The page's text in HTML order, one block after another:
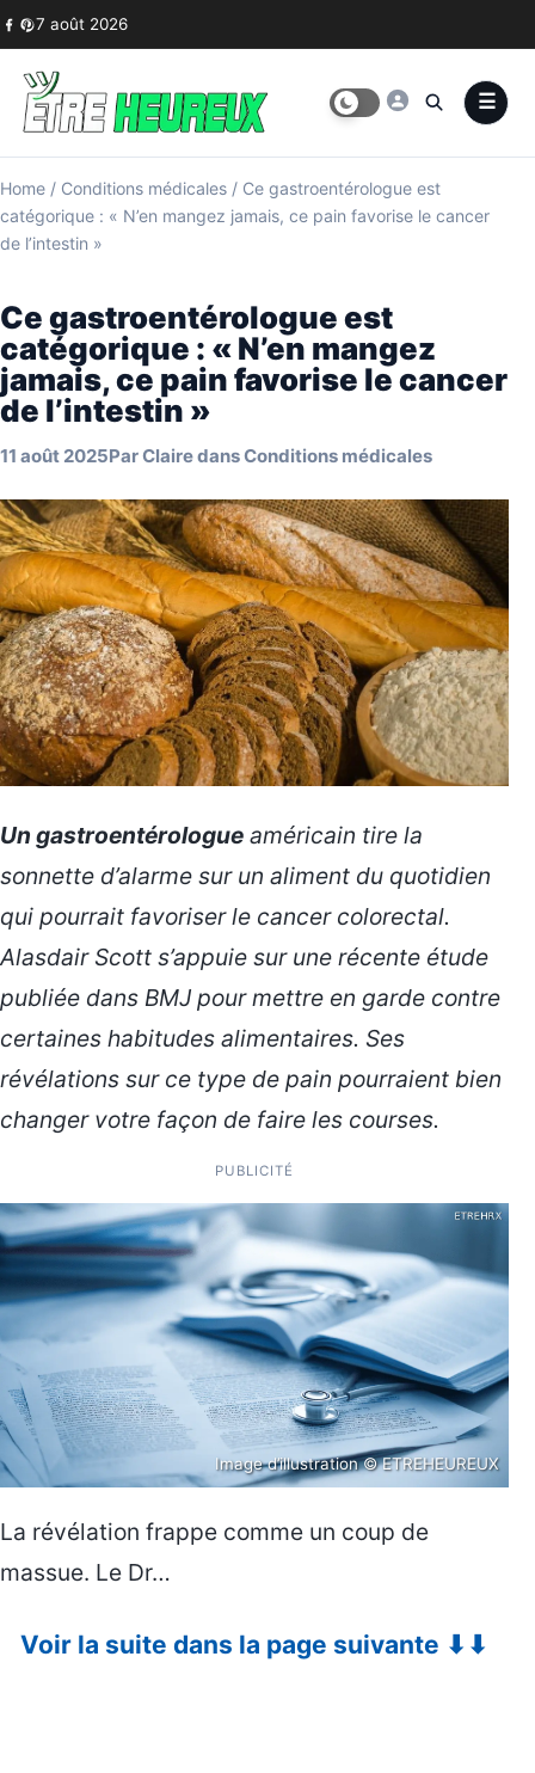
Skip to content
7 août 2026
Home / Conditions médicales / Ce gastroentérologue est
catégorique : « N’en mangez jamais, ce pain favorise le cancer
de l’intestin »
Ce gastroentérologue est
catégorique : « N’en mangez
jamais, ce pain favorise le cancer
de l’intestin »
11 août 2025ParClairedansConditions médicales
Un gastroentérologue américain tire la
sonnette d’alarme sur un aliment du quotidien
qui pourrait favoriser le cancer colorectal.
Alasdair Scott s’appuie sur une récente étude
publiée dans BMJ pourmettre en garde contre
certaines habitudes alimentaires. Ses
révélations sur ce type de pain pourraient bien
changer votre façon de faire les courses.
PUBLICITÉ
Image d’illustration © ETREHEUREUX
La révélation frappe comme un coup de
massue. Le Dr…
Voir la suite dans la page suivante ⬇⬇